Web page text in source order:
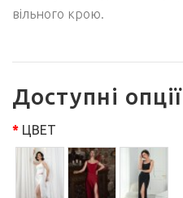
вільного крою.
Доступні опції
ЦВЕТ